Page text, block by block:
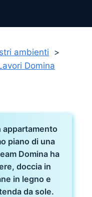
ambienti
Domina
appartamento
piano di una
Domina ha
doccia in
in legno e
da sole.